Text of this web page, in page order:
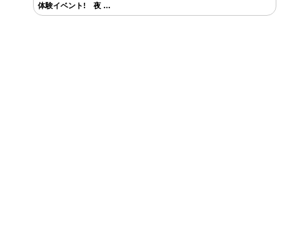
体験イベント! 夜 …